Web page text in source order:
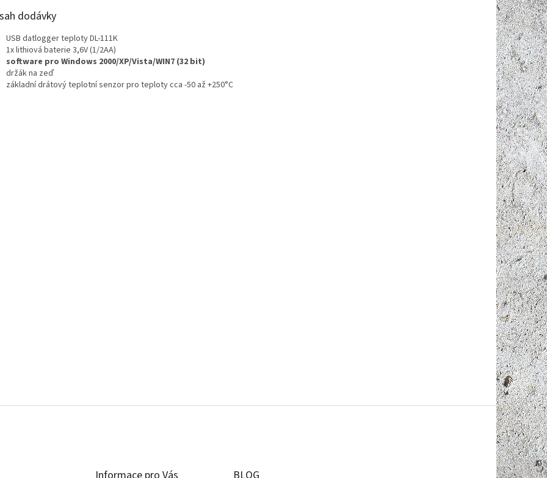
dodávky
USB datlogger teploty DL-111K
1x lithiová baterie 3,6V (1/2AA)
software pro Windows 2000/XP/Vista/WIN7 (32 bit)
držák na zeď
základní drátový teplotní senzor pro teploty cca -50 až +250°C